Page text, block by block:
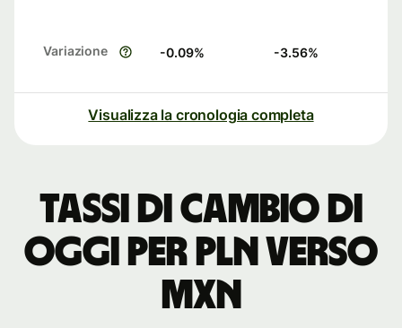
Variazione -0.09% -3.56%
Visualizza la cronologia completa
Tassi di cambio di
oggi per PLN verso
MXN